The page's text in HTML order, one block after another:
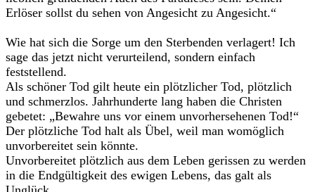
Erlöser sollst du sehen von Angesicht zu Angesicht.“
Wie hat sich die Sorge um den Sterbenden verlagert! Ich
sage das jetzt nicht verurteilend, sondern einfach
feststellend.
Als schöner Tod gilt heute ein plötzlicher Tod, plötzlich
und schmerzlos. Jahrhunderte lang haben die Christen
gebetet: „Bewahre uns vor einem unvorhersehenen Tod!“
Der plötzliche Tod halt als Übel, weil man womöglich
unvorbereitet sein könnte.
Unvorbereitet plötzlich aus dem Leben gerissen zu werden
in die Endgültigkeit des ewigen Lebens, das galt als